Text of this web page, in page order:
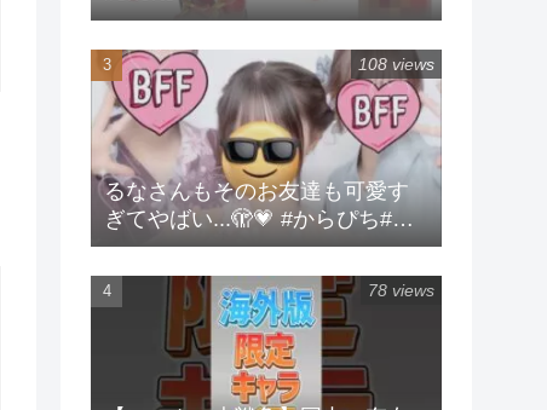
るなさんもそのお友達も可愛す
ぎてやばい...🫣💗 #からぴち#る
な#実写
108 views
78 views